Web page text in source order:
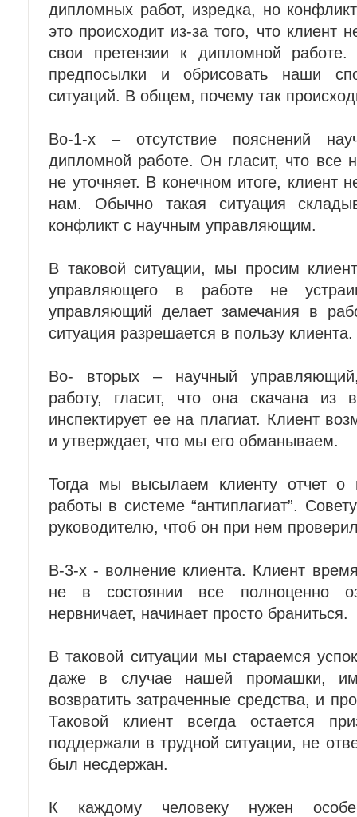
дипломных работ, изредка, но
это происходит из-за того, что клиент
свои претензии к дипломной работе.
предпосылки и обрисовать наши
ситуаций. В общем, почему так
Во-1-х – отсутствие пояснений
дипломной работе. Он гласит, что все
не уточняет. В конечном итоге, клиент
нам. Обычно такая ситуация
конфликт с научным управляющим.
В таковой ситуации, мы просим
управляющего в работе не
управляющий делает замечания в
ситуация разрешается в пользу клиента.
Во- вторых – научный
работу, гласит, что она скачана
инспектирует ее на плагиат. Клиент
и утверждает, что мы его обманываем.
Тогда мы высылаем клиенту отчет о
работы в системе “антиплагиат”.
руководителю, чтоб он при нем
В-3-х - волнение клиента. Клиент
не в состоянии все полноценно
нервничает, начинает просто браниться.
В таковой ситуации мы стараемся
даже в случае нашей промашки,
возвратить затраченные средства, и
Таковой клиент всегда остается
поддержали в трудной ситуации, не
был несдержан.
К каждому человеку нужен